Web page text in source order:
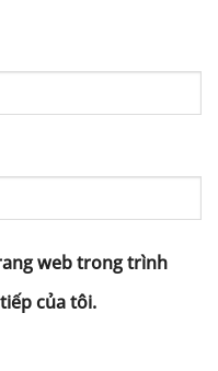
web trong trình
của tôi.